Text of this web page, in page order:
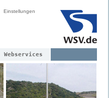
Einstellungen
Webservices